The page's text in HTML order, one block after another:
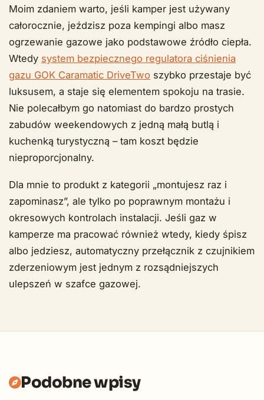
Moim zdaniem warto, jeśli kamper jest używany
całorocznie, jeździsz poza kempingi albo masz
ogrzewanie gazowe jako podstawowe źródło ciepła.
Wtedy system bezpiecznego regulatora ciśnienia
gazu GOK Caramatic DriveTwo szybko przestaje być
luksusem, a staje się elementem spokoju na trasie.
Nie polecałbym go natomiast do bardzo prostych
zabudów weekendowych z jedną małą butlą i
kuchenką turystyczną – tam koszt będzie
nieproporcjonalny.
Dla mnie to produkt z kategorii „montujesz raz i
zapominasz”, ale tylko po poprawnym montażu i
okresowych kontrolach instalacji. Jeśli gaz w
kamperze ma pracować również wtedy, kiedy śpisz
albo jedziesz, automatyczny przełącznik z czujnikiem
zderzeniowym jest jednym z rozsądniejszych
ulepszeń w szafce gazowej.
Podobne wpisy